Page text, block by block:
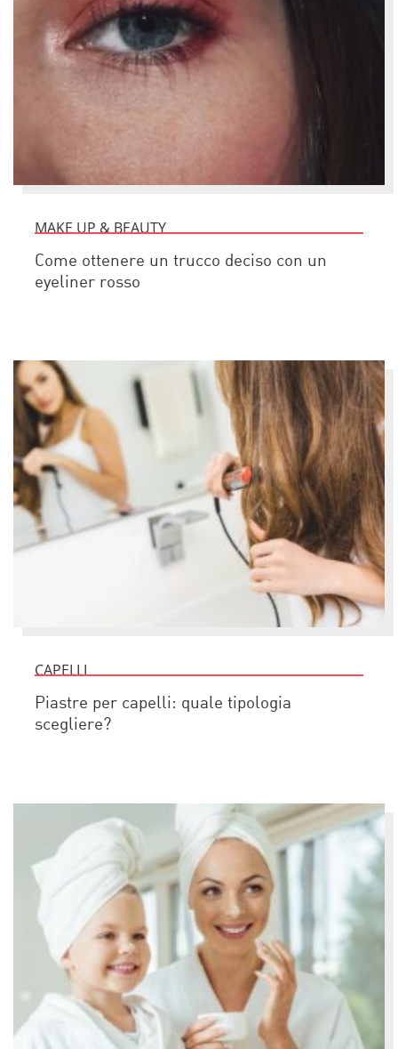
MAKE UP & BEAUTY
Come ottenere un trucco deciso con un
eyeliner rosso
CAPELLI
Piastre per capelli: quale tipologia
scegliere?